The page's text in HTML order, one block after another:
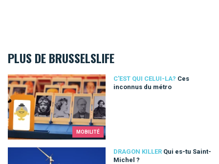
PLUS DE BRUSSELSLIFE
MOBILITÉ
C'EST QUI CELUI-LA? Ces
inconnus du métro
Ces inconnus du métro
DRAGON KILLER Qui es-tu Saint-
Michel ?
Qui es-tu Saint-Michel ?